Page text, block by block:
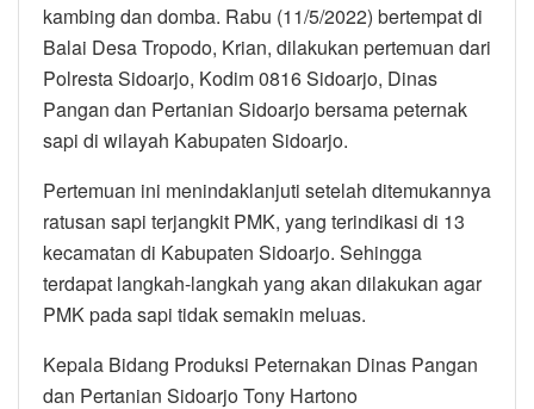
kambing dan domba. Rabu (11/5/2022) bertempat di
Balai Desa Tropodo, Krian, dilakukan pertemuan dari
Polresta Sidoarjo, Kodim 0816 Sidoarjo, Dinas
Pangan dan Pertanian Sidoarjo bersama peternak
sapi di wilayah Kabupaten Sidoarjo.
Pertemuan ini menindaklanjuti setelah ditemukannya
ratusan sapi terjangkit PMK, yang terindikasi di 13
kecamatan di Kabupaten Sidoarjo. Sehingga
terdapat langkah-langkah yang akan dilakukan agar
PMK pada sapi tidak semakin meluas.
Kepala Bidang Produksi Peternakan Dinas Pangan
dan Pertanian Sidoarjo Tony Hartono